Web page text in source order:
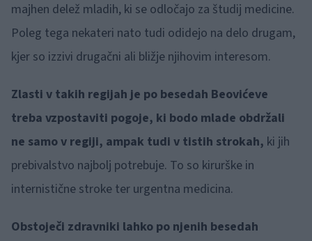
majhen delež mladih, ki se odločajo za študij medicine.
Poleg tega nekateri nato tudi odidejo na delo drugam,
kjer so izzivi drugačni ali bližje njihovim interesom.
Zlasti v takih regijah je po besedah Beovićeve
treba vzpostaviti pogoje, ki bodo mlade obdržali
ne samo v regiji, ampak tudi v tistih strokah, ki jih
prebivalstvo najbolj potrebuje. To so kirurške in
internistične stroke ter urgentna medicina.
Obstoječi zdravniki lahko po njenih besedah